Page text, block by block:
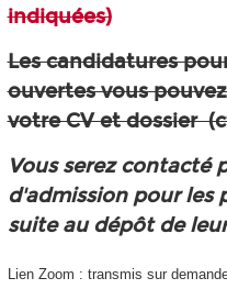
indiquées)
Les candidatures
ouvertes vous
votre CV et dossier
Vous serez contacté
d'admission pour les
suite au dépôt de
Lien Zoom : transmis sur